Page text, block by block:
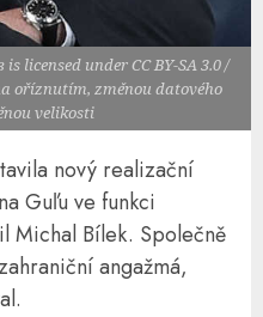
licensed under CC BY-SA 3.0 /
oříznutím, změnou datového
velikosti
nový realizační
Guľu ve funkci
Michal Bílek. Společně
angažmá,